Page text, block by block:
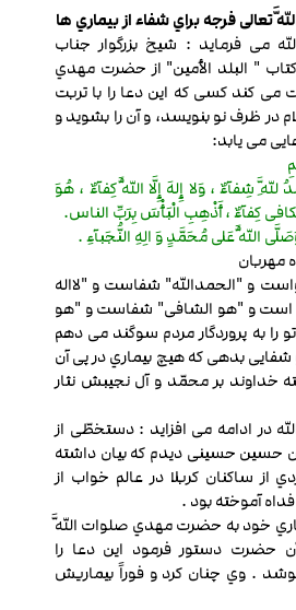
تعالی فرجه براي شفاء از بیماري ها
می فرماید : شیخ بزرگوار جناب
" البلد الأمین" از حضرت مهدي
می کند کسی که این دعا را با تربت
در ظرف نو بنویسد، و آن را بشوید و
می یابد:
للَّهِ شِفآءٌ ، وَلا إِلهَ إِلَّا اللَّهُ کِفآءٌ ، هُوَ
کِفآءٌ ، أَذْهِبِ الْبَأْسَ بِرَبِّ الناس.
اللَّهُ عَلی مُحَمَّدٍ وَ الِهِ النُّجَبآءِ .
مهربان
و "الحمدالله" شفاست و "لااله
است و "هو الشافی" شفاست و "هو
را به پروردگار مردم سوگند می دهم
شفایی بدهی که هیچ بیماري در پی آن
خداوند بر محمّد و آل نجیبش نثار
در ادامه می افزاید : دستخطّی از
حسین حسینی دیدم که بیان داشته
از ساکنان کربلا در عالم خواب از
آموخته بود .
خود به حضرت مهدي صلوات اللَّه
حضرت دستور فرمود این دعا را
. وي چنان کرد و فوراً بیماریش